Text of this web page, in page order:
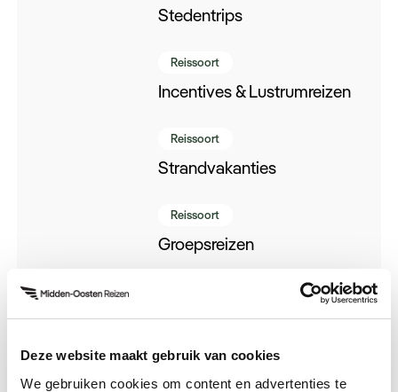
Deze website maakt gebruik van cookies
We gebruiken cookies om content en advertenties te
Stedentrips
Reissoort
Incentives & Lustrumreizen
Reissoort
Strandvakanties
Reissoort
Groepsreizen
Aanbiedingen